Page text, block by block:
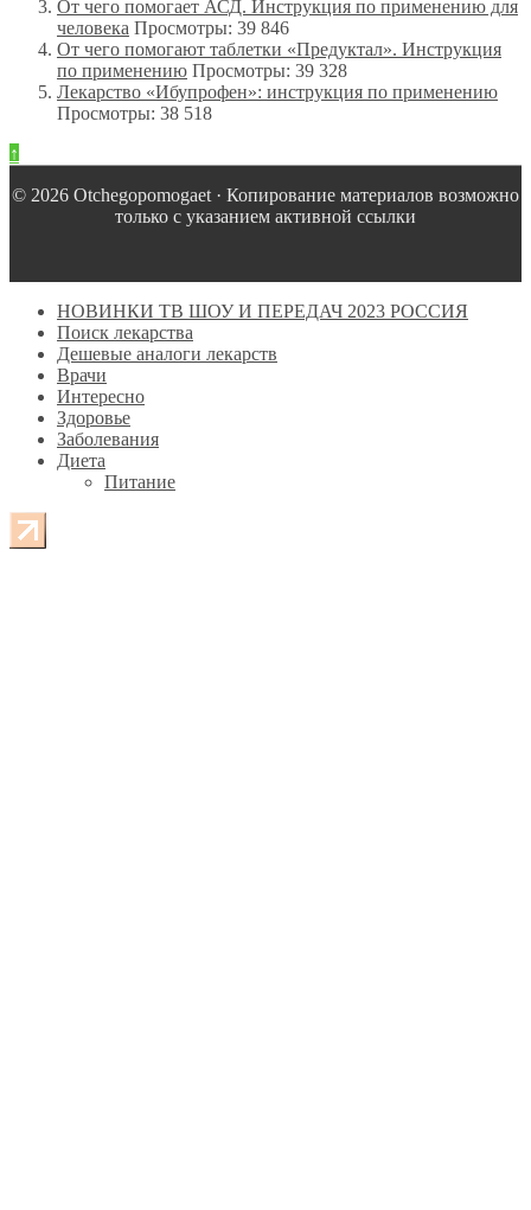
От чего помогает АСД. Инструкция по применению для
человека Просмотры: 39 846
От чего помогают таблетки «Предуктал». Инструкция
по применению Просмотры: 39 328
Лекарство «Ибупрофен»: инструкция по применению
Просмотры: 38 518
↑
© 2026 Оtchegopomogaet · Копирование материалов возможно
только с указанием активной ссылки
НОВИНКИ ТВ ШОУ И ПЕРЕДАЧ 2023 РОССИЯ
Поиск лекарства
Дешевые аналоги лекарств
Врачи
Интересно
Здоровье
Заболевания
Диета
Питание